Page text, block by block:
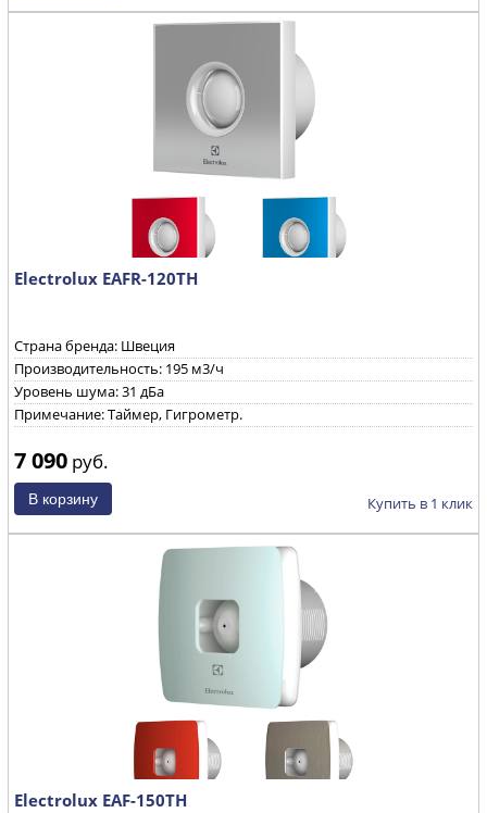
Electrolux EAFR-120TH
Страна бренда: Швеция
Производительность: 195 м3/ч
Уровень шума: 31 дБа
Примечание: Таймер, Гигрометр.
7 090 руб.
Купить в 1 клик
Electrolux EAF-150ТН